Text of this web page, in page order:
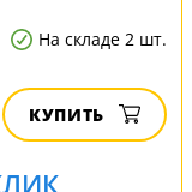
На складе 2 шт.
КУПИТЬ